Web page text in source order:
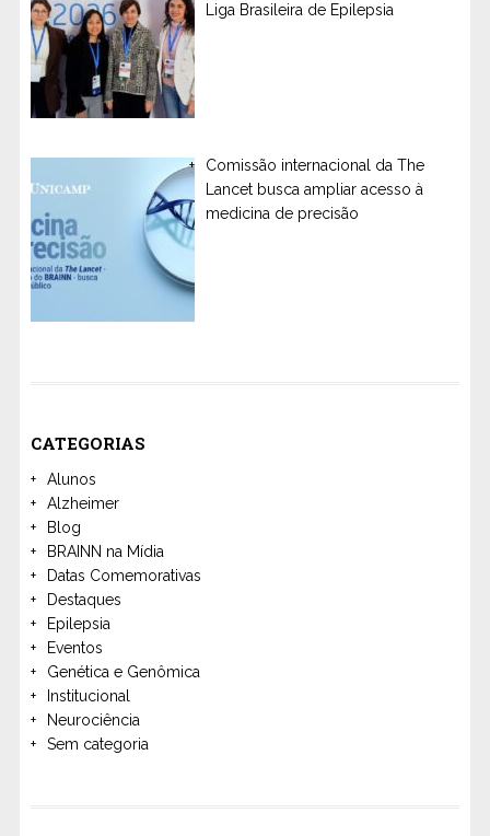
Liga Brasileira de Epilepsia
Comissão internacional da The
Lancet busca ampliar acesso à
medicina de precisão
CATEGORIAS
Alunos
Alzheimer
Blog
BRAINN na Mídia
Datas Comemorativas
Destaques
Epilepsia
Eventos
Genética e Genômica
Institucional
Neurociência
Sem categoria